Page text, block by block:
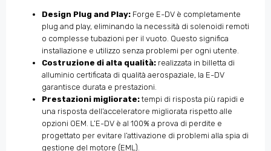
Design Plug and Play: Forge E-DV è completamente
plug and play, eliminando la necessità di solenoidi remoti
o complesse tubazioni per il vuoto. Questo significa
installazione e utilizzo senza problemi per ogni utente.
Costruzione di alta qualità: realizzata in billetta di
alluminio certificata di qualità aerospaziale, la E-DV
garantisce durata e prestazioni.
Prestazioni migliorate:tempi di risposta più rapidi e
una risposta dell’acceleratore migliorata rispetto alle
opzioni OEM. L’E-DV è al 100% a prova di perdite e
progettato per evitare l’attivazione di problemi alla spia di
gestione del motore (EML).